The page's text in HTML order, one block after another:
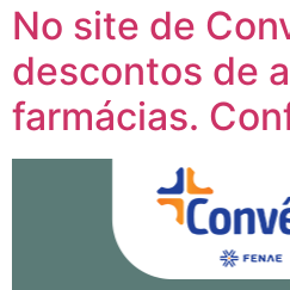
No site de
descontos de
farmácias.